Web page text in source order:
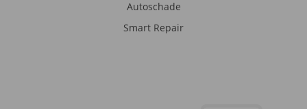
Autoschade
Smart Repair